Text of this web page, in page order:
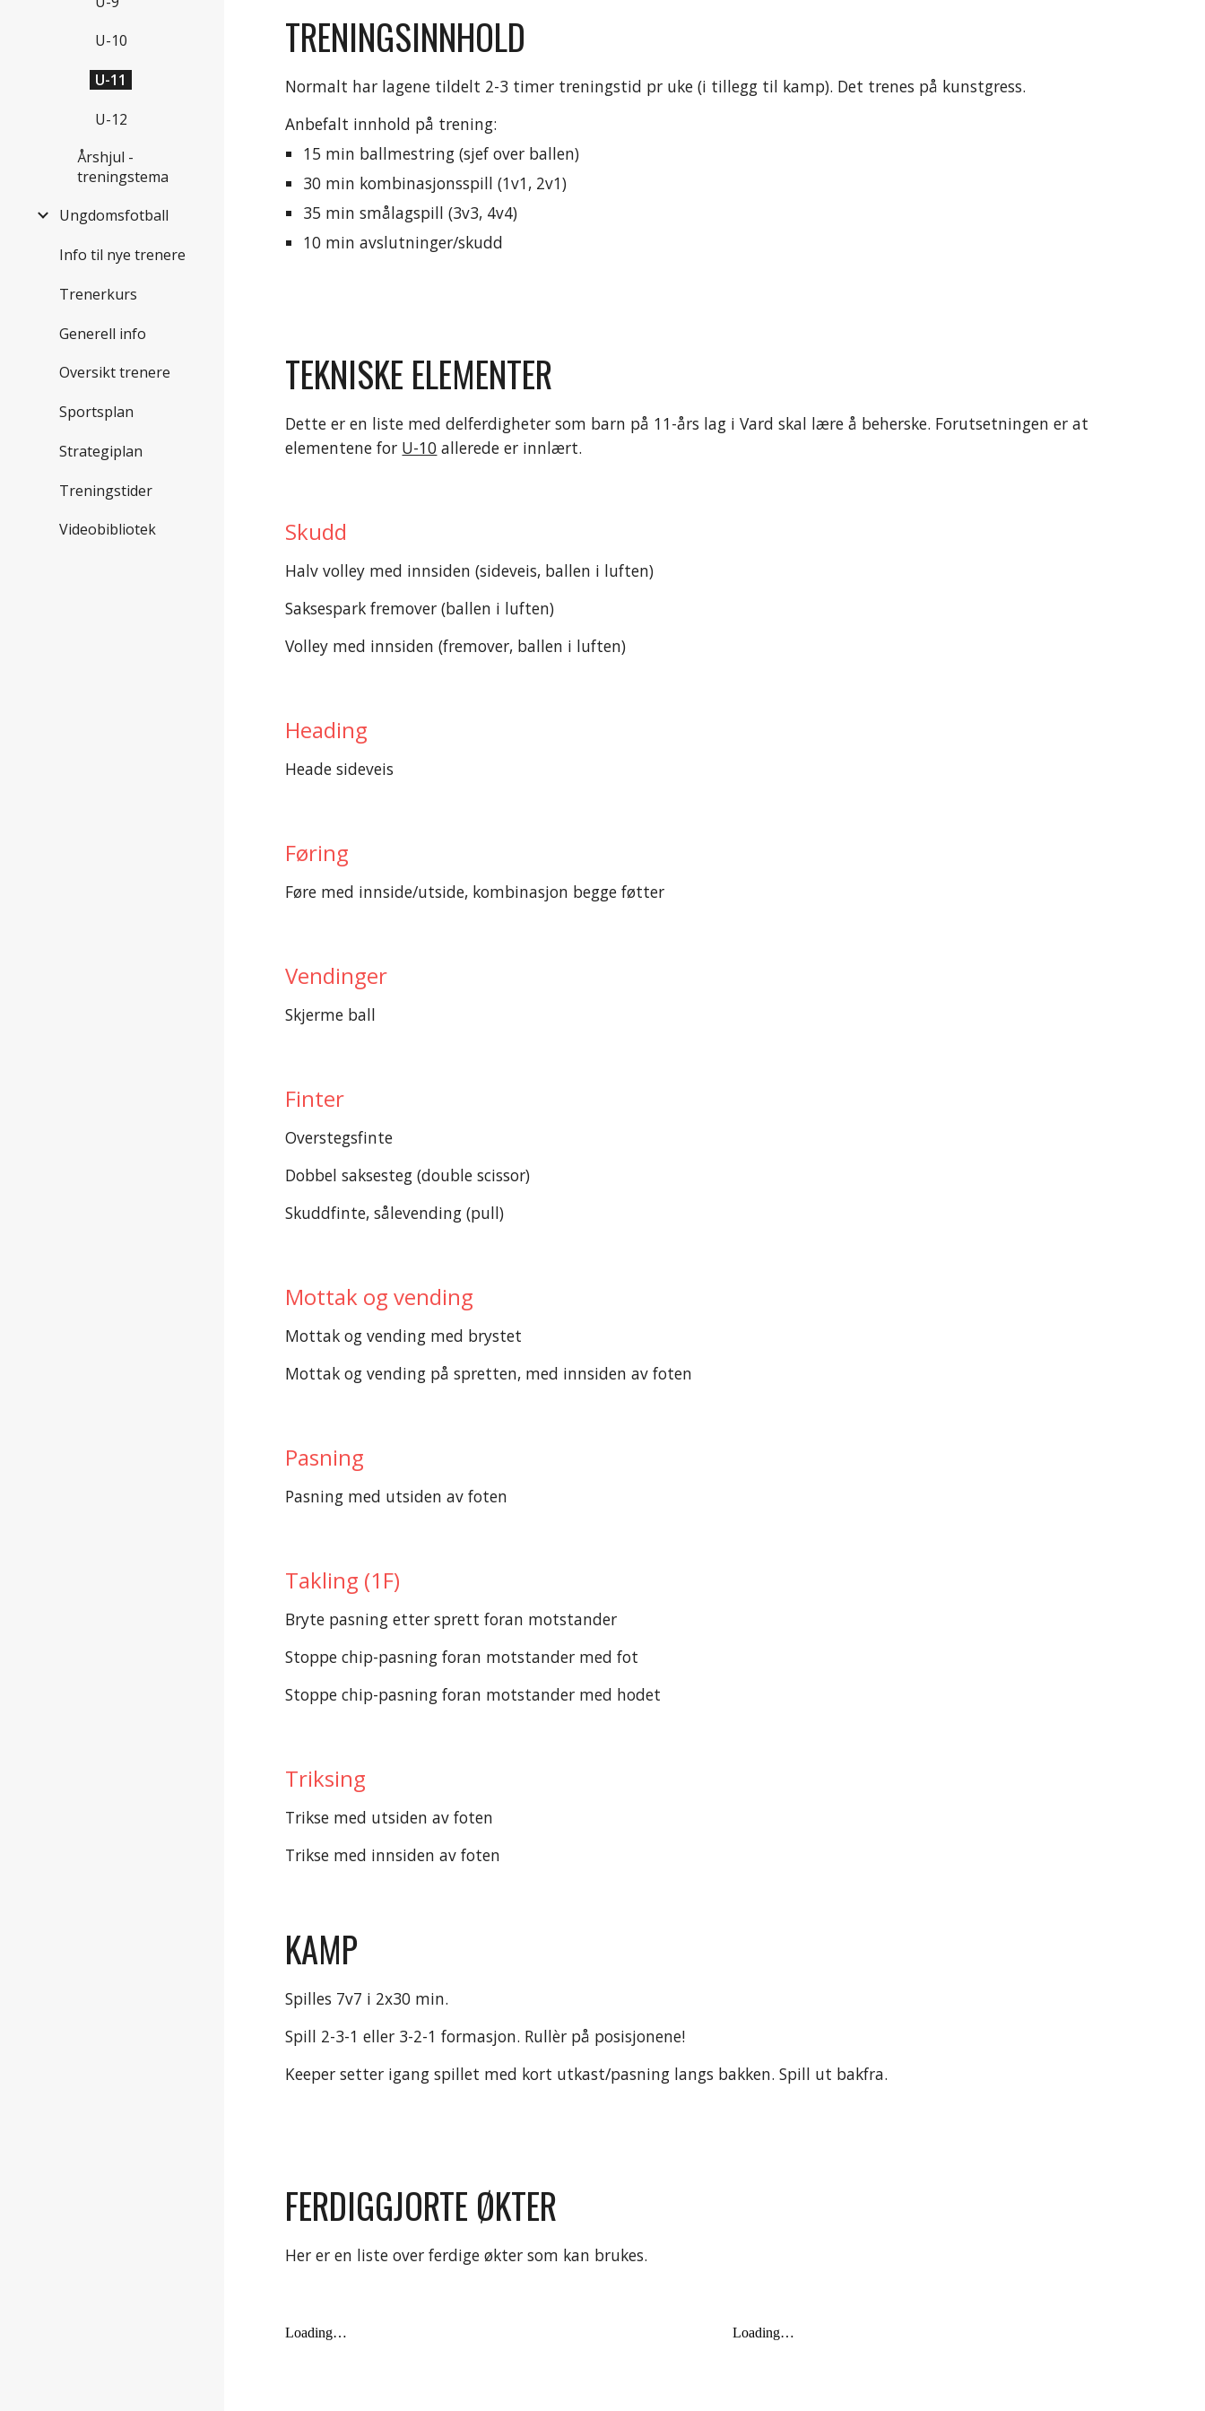
U-10
U-11
U-12
Årshjul -
treningstema
Ungdomsfotball
Info til nye trenere
Trenerkurs
Generell info
Oversikt trenere
Sportsplan
Strategiplan
Treningstider
Videobibliotek
TRENINGSINNHOLD
Normalt har lagene tildelt 2-3 timer treningstid pr uke (i tillegg til kamp). Det trenes på kunstgress.
Anbefalt innhold på trening:
15 min ballmestring (sjef over ballen)
30 min kombinasjonsspill (1v1, 2v1)
35 min smålagspill (3v3, 4v4)
10 min avslutninger/skudd
TEKNISKE ELEMENTER
Dette er en liste med delferdigheter som barn på 11-års lag i Vard skal lære å beherske. Forutsetningen er at
elementene for U-10 allerede er innlært.
Skudd
Halv volley med innsiden (sideveis, ballen i luften)
Saksespark fremover (ballen i luften)
Volley med innsiden (fremover, ballen i luften)
Heading
Heade sideveis
Føring
Føre med innside/utside, kombinasjon begge føtter
Vendinger
Skjerme ball
Finter
Overstegsfinte
Dobbel saksesteg (double scissor)
Skuddfinte, sålevending (pull)
Mottak og vending
Mottak og vending med brystet
Mottak og vending på spretten, med innsiden av foten
Pasning
Pasning med utsiden av foten
Takling (1F)
Bryte pasning etter sprett foran motstander
Stoppe chip-pasning foran motstander med fot
Stoppe chip-pasning foran motstander med hodet
Triksing
Trikse med utsiden av foten
Trikse med innsiden av foten
KAMP
Spilles 7v7 i 2x30 min.
Spill 2-3-1 eller 3-2-1 formasjon. Rullèr på posisjonene!
Keeper setter igang spillet med kort utkast/pasning langs bakken. Spill ut bakfra.
FERDIGGJORTE ØKTER
Her er en liste over ferdige økter som kan brukes.